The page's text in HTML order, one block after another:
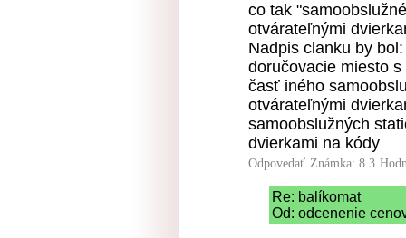
co tak
otvárateľnými
Nadpis clanku by
doručovacie miesto
časť iného
otvárateľnými
samoobslužných
dvierkami na kódy
Odpovedať Známka: 8.3
Re: balíkomat
Od: odcenenie